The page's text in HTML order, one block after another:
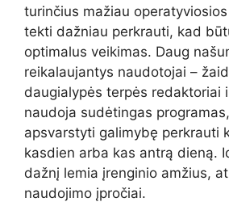
turinčius mažiau
tekti dažniau perkrauti, kad
optimalus veikimas. Daug
reikalaujantys naudotojai –
daugialypės terpės redaktoriai
naudoja sudėtingas
apsvarstyti galimybę perkrauti
kasdien arba kas antrą dieną.
dažnį lemia įrenginio amžius,
naudojimo įpročiai.